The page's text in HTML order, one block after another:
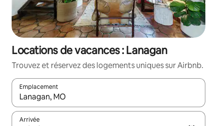
Locations de vacances : Lanagan
Trouvez et réservez des logements uniques sur Airbnb.
Emplacement
Quand les résultats sont affichés, parcourez-les en utilisant
Arrivée